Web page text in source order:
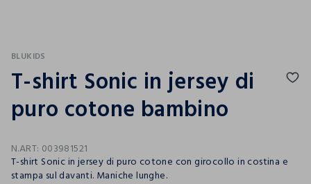
BLUKIDS
T-shirt Sonic in jersey di
puro cotone bambino
N.ART: 003981521
T-shirt Sonic in jersey di puro cotone con girocollo in costina e
stampa sul davanti. Maniche lunghe.